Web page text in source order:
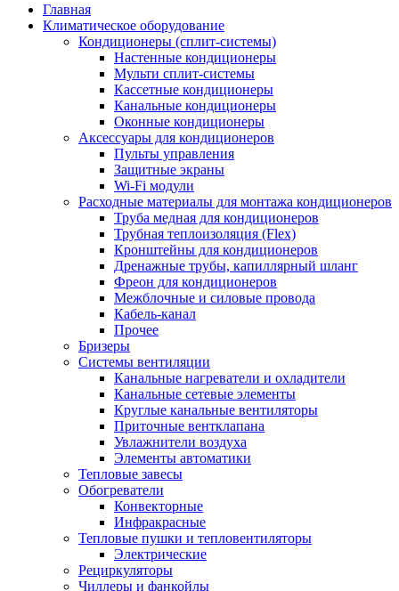
Главная
Климатическое оборудование
Кондиционеры (сплит-системы)
Настенные кондиционеры
Мульти сплит-системы
Кассетные кондиционеры
Канальные кондиционеры
Оконные кондиционеры
Аксессуары для кондиционеров
Пульты управления
Защитные экраны
Wi-Fi модули
Расходные материалы для монтажа кондиционеров
Труба медная для кондиционеров
Трубная теплоизоляция (Flex)
Кронштейны для кондиционеров
Дренажные трубы, капиллярный шланг
Фреон для кондиционеров
Межблочные и силовые провода
Кабель-канал
Прочее
Бризеры
Системы вентиляции
Канальные нагреватели и охладители
Канальные сетевые элементы
Круглые канальные вентиляторы
Приточные вентклапана
Увлажнители воздуха
Элементы автоматики
Тепловые завесы
Обогреватели
Конвекторные
Инфракрасные
Тепловые пушки и тепловентиляторы
Электрические
Рециркуляторы
Чиллеры и фанкойлы